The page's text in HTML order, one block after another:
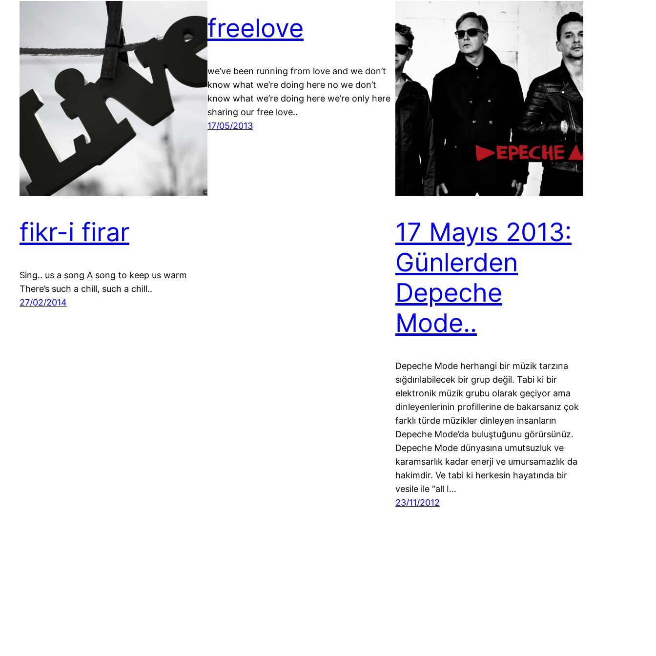
fikr-i firar
Sing.. us a song A song to keep us warm
There’s such a chill, such a chill..
27/02/2014
freelove
we’ve been running from love and we don’t
know what we’re doing here no we don’t
know what we’re doing here we’re only here
sharing our free love..
17/05/2013
17 Mayıs 2013:
Günlerden
Depeche
Mode..
Depeche Mode herhangi bir müzik tarzına
sığdırılabilecek bir grup değil. Tabi ki bir
elektronik müzik grubu olarak geçiyor ama
dinleyenlerinin profillerine de bakarsanız çok
farklı türde müzikler dinleyen insanların
Depeche Mode’da buluştuğunu görürsünüz.
Depeche Mode dünyasına umutsuzluk ve
karamsarlık kadar enerji ve umursamazlık da
hakimdir. Ve tabi ki herkesin hayatında bir
vesile ile “all I…
23/11/2012